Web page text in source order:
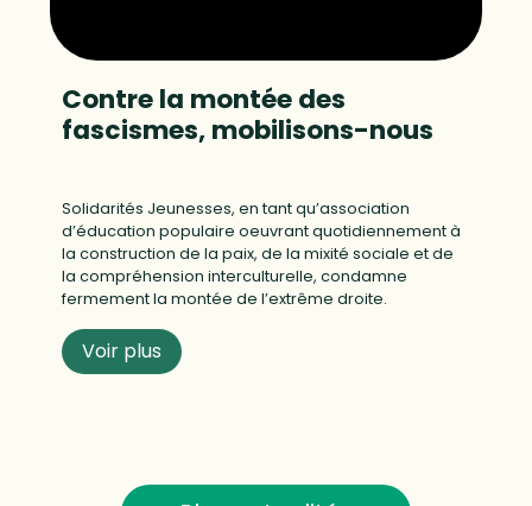
Contre la montée des
fascismes, mobilisons-nous
Solidarités Jeunesses, en tant qu’association
d’éducation populaire oeuvrant quotidiennement à
la construction de la paix, de la mixité sociale et de
la compréhension interculturelle, condamne
fermement la montée de l’extrême droite.
Voir plus